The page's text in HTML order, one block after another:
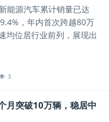
能源汽车累计销量已达
，年内首次跨越80万
均位居行业前列，展现出
3
月突破10万辆，稳居中